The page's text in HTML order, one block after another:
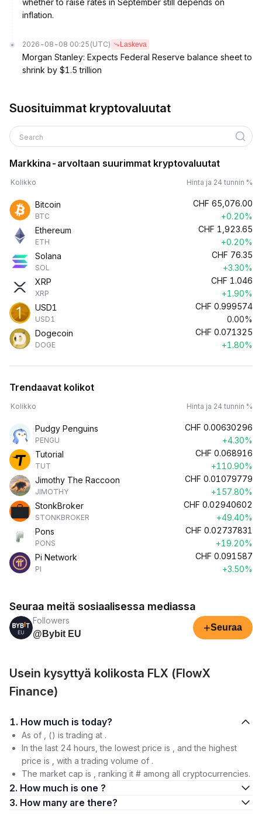
whether to raise rates in September still depends on
inflation.
2026-08-08 00:25 (UTC) Laskeva
Morgan Stanley: Expects Federal Reserve balance sheet to
shrink by $1.5 trillion
Suosituimmat kryptovaluutat
Search
Markkina-arvoltaan suurimmat kryptovaluutat
Kolikko Hinta ja 24 tunnin %
Bitcoin
BTC
CHF 65,076.00
+0.20%
Ethereum
ETH
CHF 1,923.65
+0.20%
Solana
SOL
CHF 76.35
+3.30%
XRP
XRP
CHF 1.046
+1.90%
USD1
USD1
CHF 0.999574
0.00%
Dogecoin
DOGE
CHF 0.071325
+1.80%
Trendaavat kolikot
Kolikko Hinta ja 24 tunnin %
Pudgy Penguins
PENGU
CHF 0.00630296
+4.30%
Tutorial
TUT
CHF 0.068916
+110.90%
Jimothy The Raccoon
JIMOTHY
CHF 0.01079779
+157.80%
StonkBroker
STONKBROKER
CHF 0.02940602
+49.40%
Pons
PONS
CHF 0.02737831
+19.20%
Pi Network
PI
CHF 0.091587
+3.50%
Seuraa meitä sosiaalisessa mediassa
Followers
@Bybit EU
+Seuraa
Usein kysyttyä kolikosta FLX (FlowX
Finance)
1. How much is today?
As of , () is trading at .
In the last 24 hours, the lowest price is , and the highest
price is , with a trading volume of .
The market cap is , ranking it # among all cryptocurrencies.
2. How much is one ?
3. How many are there?